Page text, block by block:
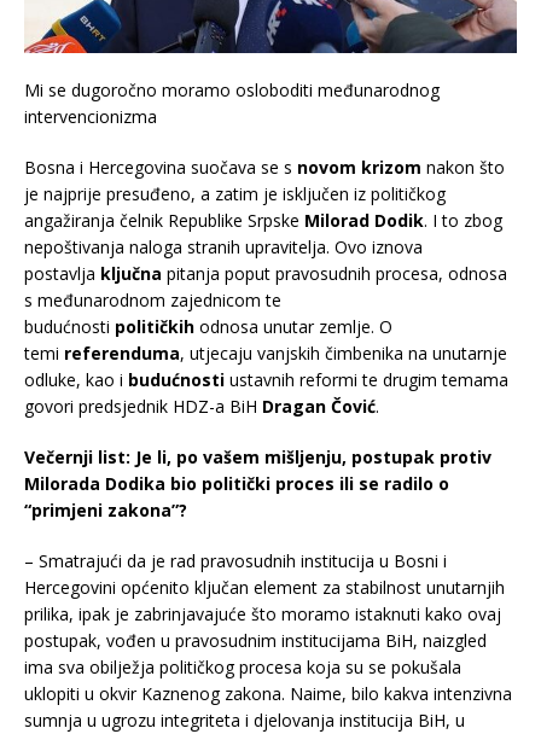
Mi se dugoročno moramo osloboditi međunarodnog
intervencionizma
Bosna i Hercegovina suočava se s novom krizom nakon što
je najprije presuđeno, a zatim je isključen iz političkog
angažiranja čelnik Republike Srpske Milorad Dodik. I to zbog
nepoštivanja naloga stranih upravitelja. Ovo iznova
postavlja ključna pitanja poput pravosudnih procesa, odnosa
s međunarodnom zajednicom te
budućnosti političkih odnosa unutar zemlje. O
temi referenduma, utjecaju vanjskih čimbenika na unutarnje
odluke, kao i budućnosti ustavnih reformi te drugim temama
govori predsjednik HDZ-a BiH Dragan Čović.
Večernji list: Je li, po vašem mišljenju, postupak protiv
Milorada Dodika bio politički proces ili se radilo o
“primjeni zakona”?
– Smatrajući da je rad pravosudnih institucija u Bosni i
Hercegovini općenito ključan element za stabilnost unutarnjih
prilika, ipak je zabrinjavajuće što moramo istaknuti kako ovaj
postupak, vođen u pravosudnim institucijama BiH, naizgled
ima sva obilježja političkog procesa koja su se pokušala
uklopiti u okvir Kaznenog zakona. Naime, bilo kakva intenzivna
sumnja u ugrozu integriteta i djelovanja institucija BiH, u